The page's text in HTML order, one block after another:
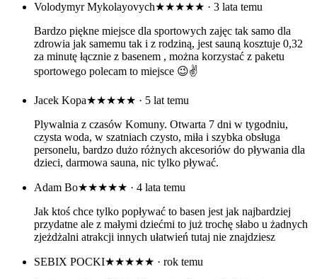
Volodymyr Mykolayovych★★★★★ · 3 lata temu
Bardzo piękne miejsce dla sportowych zajęc tak samo dla
zdrowia jak samemu tak i z rodziną, jest sauną kosztuje 0,32
za minutę łącznie z basenem , można korzystać z paketu
sportowego polecam to miejsce 😉✌️
Jacek Kopa★★★★★ · 5 lat temu
Plywalnia z czasów Komuny. Otwarta 7 dni w tygodniu,
czysta woda, w szatniach czysto, miła i szybka obsługa
personelu, bardzo dużo różnych akcesoriów do pływania dla
dzieci, darmowa sauna, nic tylko pływać.
Adam Bo★★★★★ · 4 lata temu
Jak ktoś chce tylko popływać to basen jest jak najbardziej
przydatne ale z małymi dziećmi to już trochę słabo u żadnych
zjeżdżalni atrakcji innych ułatwień tutaj nie znajdziesz
SEBIX POCKI★★★★★ · rok temu